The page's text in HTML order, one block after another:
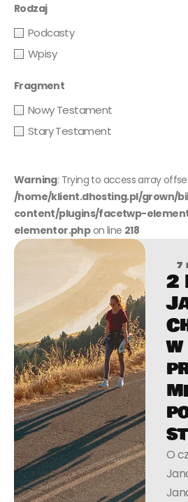
Rodzaj
Podcasty
Wpisy
Fragment
Nowy Testament
Stary Testament
Warning: Trying to access array
/home/klient.dhosting.pl/grown/
content/plugins/facetwp-
elementor.phpon line 218
7
2
w
O